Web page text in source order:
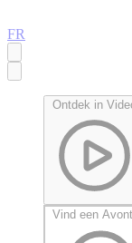
FR
Ontdek in
Vind een